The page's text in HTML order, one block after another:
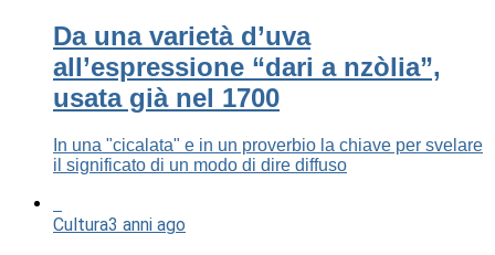
Da una varietà d’uva
all’espressione “dari a nzòlia”,
usata già nel 1700
In una "cicalata" e in un proverbio la chiave per svelare
il significato di un modo di dire diffuso
Cultura3 anni ago